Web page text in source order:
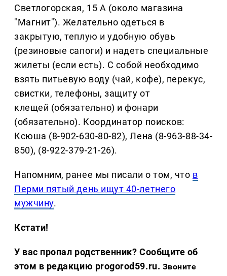
Светлогорская, 15 А (около магазина
"Магнит"). Желательно одеться в
закрытую, теплую и удобную обувь
(резиновые сапоги) и надеть специальные
жилеты (если есть). С собой необходимо
взять питьевую воду (чай, кофе), перекус,
свистки, телефоны, защиту от
клещей (обязательно) и фонари
(обязательно). Координатор поисков:
Ксюша (8-902-630-80-82), Лена (8-963-88-34-
850), (8-922-379-21-26).
Напомним, ранее мы писали о том, что в
Перми пятый день ищут 40-летнего
мужчину.
Кстати!
У вас пропал родственник? Сообщите об
этом в редакцию progorod59.ru. Звоните